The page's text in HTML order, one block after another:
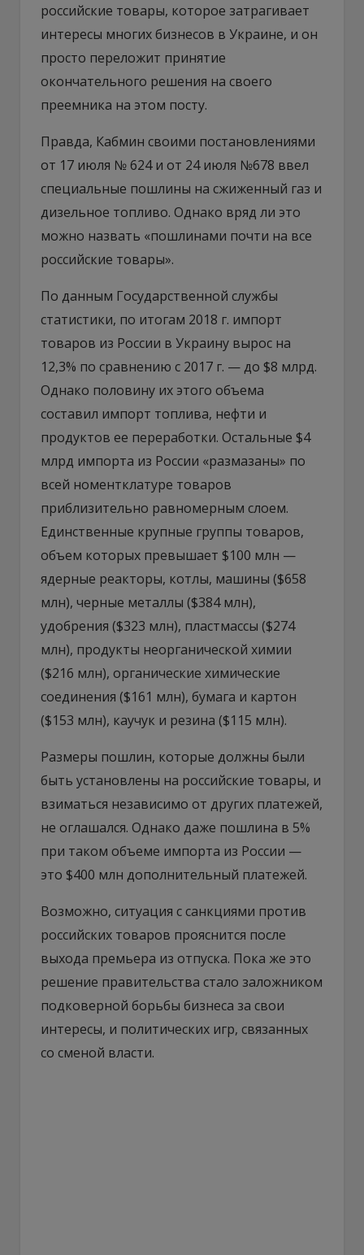
российские товары, которое затрагивает
интересы многих бизнесов в Украине, и он
просто переложит принятие
окончательного решения на своего
преемника на этом посту.
Правда, Кабмин своими постановлениями
от 17 июля № 624 и от 24 июля №678 ввел
специальные пошлины на сжиженный газ и
дизельное топливо. Однако вряд ли это
можно назвать «пошлинами почти на все
российские товары».
По данным Государственной службы
статистики, по итогам 2018 г. импорт
товаров из России в Украину вырос на
12,3% по сравнению с 2017 г. — до $8 млрд.
Однако половину их этого объема
составил импорт топлива, нефти и
продуктов ее переработки. Остальные $4
млрд импорта из России «размазаны» по
всей номентклатуре товаров
приблизительно равномерным слоем.
Единственные крупные группы товаров,
объем которых превышает $100 млн —
ядерные реакторы, котлы, машины ($658
млн), черные металлы ($384 млн),
удобрения ($323 млн), пластмассы ($274
млн), продукты неорганической химии
($216 млн), органические химические
соединения ($161 млн), бумага и картон
($153 млн), каучук и резина ($115 млн).
Размеры пошлин, которые должны были
быть установлены на российские товары, и
взиматься независимо от других платежей,
не оглашался. Однако даже пошлина в 5%
при таком объеме импорта из России —
это $400 млн дополнительный платежей.
Возможно, ситуация с санкциями против
российских товаров прояснится после
выхода премьера из отпуска. Пока же это
решение правительства стало заложником
подковерной борьбы бизнеса за свои
интересы, и политических игр, связанных
со сменой власти.